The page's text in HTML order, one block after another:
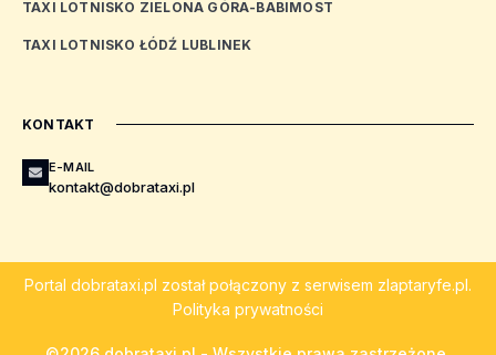
TAXI LOTNISKO ZIELONA GÓRA-BABIMOST
TAXI LOTNISKO ŁÓDŹ LUBLINEK
KONTAKT
E-MAIL
kontakt@dobrataxi.pl
Portal dobrataxi.pl został połączony z serwisem zlaptaryfe.pl.
Polityka prywatności